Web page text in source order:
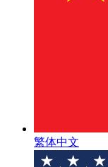
繁体中文